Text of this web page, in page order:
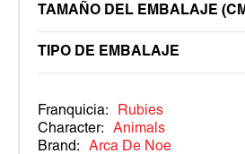
TAMAÑO DEL EMBALAJE
TIPO DE EMBALAJE
Franquicia:
Rubies
Character:
Animals
Brand:
Arca De Noe